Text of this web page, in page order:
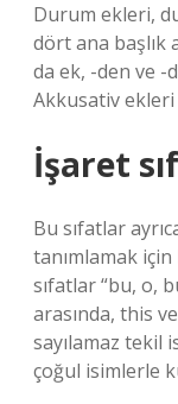
Durum ekleri,
dört ana başlık
da ek, -den ve -
Akkusativ ekleri
İşaret
Bu sıfatlar
tanımlamak için
sıfatlar “bu, o,
arasında, this
sayılamaz tekil
çoğul isimlerle